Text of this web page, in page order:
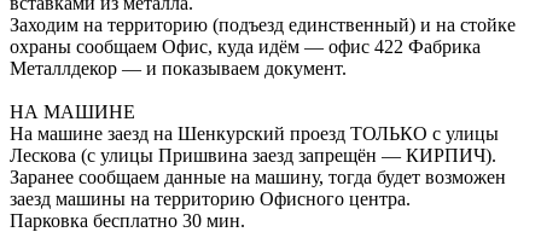
Заходим на территорию (подъезд единственный) и на стойке
охраны сообщаем Офис, куда идём — офис 422 Фабрика
Металлдекор — и показываем документ.
НА МАШИНЕ
На машине заезд на Шенкурский проезд ТОЛЬКО с улицы
Лескова (с улицы Пришвина заезд запрещён — КИРПИЧ).
Заранее сообщаем данные на машину, тогда будет возможен
заезд машины на территорию Офисного центра.
Парковка бесплатно 30 мин.